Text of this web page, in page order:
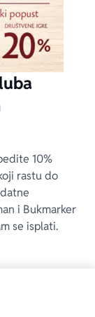
10%
rastu do
i Bukmarker
se isplati.